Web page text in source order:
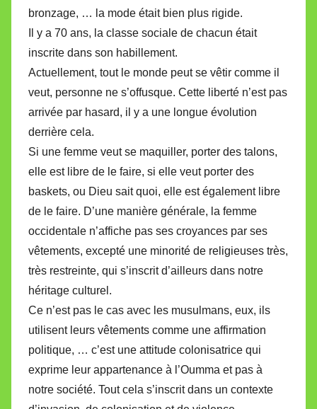
bronzage, … la mode était bien plus rigide.
Il y a 70 ans, la classe sociale de chacun était
inscrite dans son habillement.
Actuellement, tout le monde peut se vêtir comme il
veut, personne ne s’offusque. Cette liberté n’est pas
arrivée par hasard, il y a une longue évolution
derrière cela.
Si une femme veut se maquiller, porter des talons,
elle est libre de le faire, si elle veut porter des
baskets, ou Dieu sait quoi, elle est également libre
de le faire. D’une manière générale, la femme
occidentale n’affiche pas ses croyances par ses
vêtements, excepté une minorité de religieuses très,
très restreinte, qui s’inscrit d’ailleurs dans notre
héritage culturel.
Ce n’est pas le cas avec les musulmans, eux, ils
utilisent leurs vêtements comme une affirmation
politique, … c’est une attitude colonisatrice qui
exprime leur appartenance à l’Oumma et pas à
notre société. Tout cela s’inscrit dans un contexte